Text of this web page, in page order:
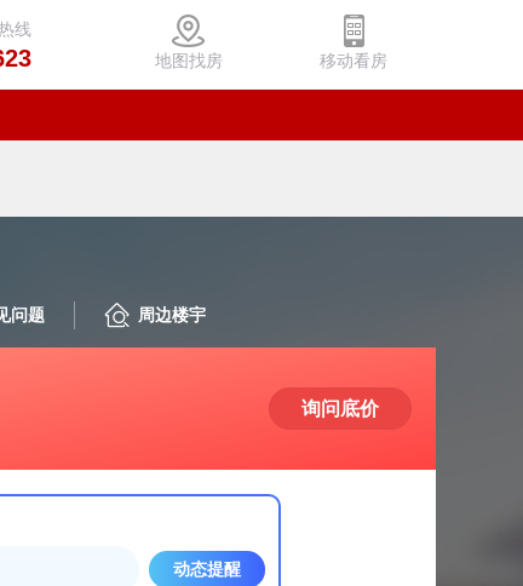
线
地图找房 移动看房
问题 周边楼宇
询问底价
动态提醒